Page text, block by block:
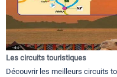
Les circuits touristiques
Découvrir les meilleurs circuits